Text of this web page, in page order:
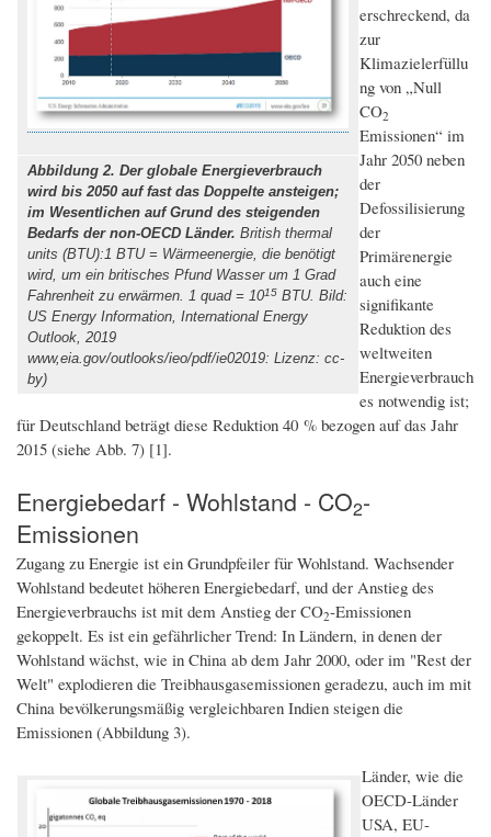
Abbildung 2. Der globale Energieverbrauch
wird bis 2050 auf fast das Doppelte ansteigen;
im Wesentlichen auf Grund des steigenden
Bedarfs der non-OECD Länder. British thermal
units (BTU):1 BTU = Wärmeenergie, die benötigt
wird, um ein britisches Pfund Wasser um 1 Grad
Fahrenheit zu erwärmen. 1 quad = 1015 BTU. Bild:
US Energy Information, International Energy
Outlook, 2019
www,eia.gov/outlooks/ieo/pdf/ie02019: Lizenz: cc-
by)
erschreckend, da
zur
Klimazielerfüllu
ng von „Null
CO2
Emissionen“ im
Jahr 2050 neben
der
Defossilisierung
der
Primärenergie
auch eine
signifikante
Reduktion des
weltweiten
Energieverbrauch
es notwendig ist;
für Deutschland beträgt diese Reduktion 40 % bezogen auf das Jahr
2015 (siehe Abb. 7) [1].
Energiebedarf - Wohlstand - CO2-
Emissionen
Zugang zu Energie ist ein Grundpfeiler für Wohlstand. Wachsender
Wohlstand bedeutet höheren Energiebedarf, und der Anstieg des
Energieverbrauchs ist mit dem Anstieg der CO2-Emissionen
gekoppelt. Es ist ein gefährlicher Trend: In Ländern, in denen der
Wohlstand wächst, wie in China ab dem Jahr 2000, oder im "Rest der
Welt" explodieren die Treibhausgasemissionen geradezu, auch im mit
China bevölkerungsmäßig vergleichbaren Indien steigen die
Emissionen (Abbildung 3).
Länder, wie die
OECD-Länder
USA, EU-